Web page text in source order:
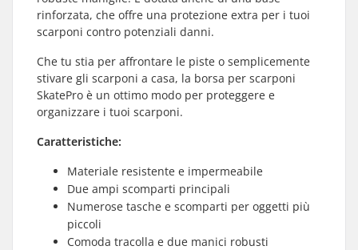
rinforzata, che offre una protezione extra per i tuoi
scarponi contro potenziali danni.
Che tu stia per affrontare le piste o semplicemente
stivare gli scarponi a casa, la borsa per scarponi
SkatePro è un ottimo modo per proteggere e
organizzare i tuoi scarponi.
Caratteristiche:
Materiale resistente e impermeabile
Due ampi scomparti principali
Numerose tasche e scomparti per oggetti più
piccoli
Comoda tracolla e due manici robusti